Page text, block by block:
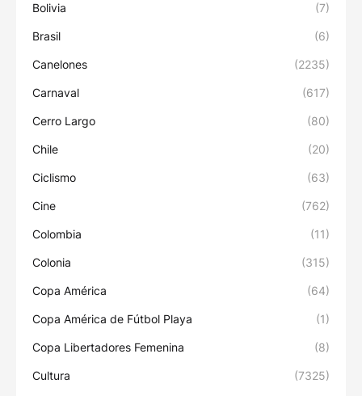
Bolivia (7)
Brasil (6)
Canelones (2235)
Carnaval (617)
Cerro Largo (80)
Chile (20)
Ciclismo (63)
Cine (762)
Colombia (11)
Colonia (315)
Copa América (64)
Copa América de Fútbol Playa (1)
Copa Libertadores Femenina (8)
Cultura (7325)